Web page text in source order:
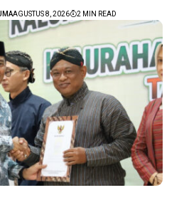
AGUSTUS 8, 2026 2 MIN READ